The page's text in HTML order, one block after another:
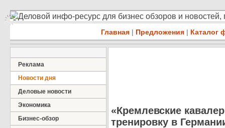
Деловой инфо-ресурс для бизнес обзоров и
Главная | Предложения | Каталог
Реклама
Новости дня
Деловые новости
Экономика
Бизнес-обзор
«Кремлевские
тренировку в